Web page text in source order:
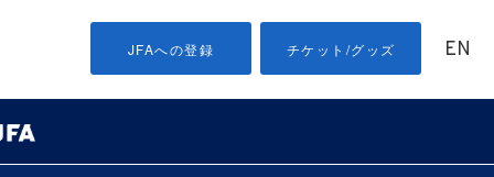
JFAへの登録 チケット/グッズ EN